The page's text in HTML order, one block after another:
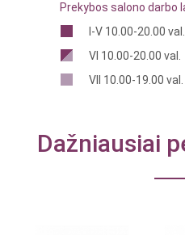
Prekybos salono darbo
I-V 10.00-20.00 val.
VI 10.00-20.00 val.
VII 10.00-19.00 val.
Dažniausiai